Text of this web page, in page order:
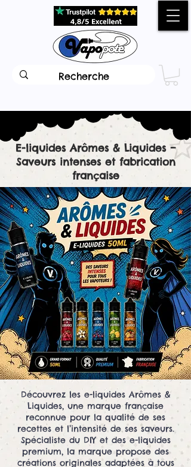
E-liquides Arômes & Liquides –
Saveurs intenses et fabrication
française
Découvrez les e-liquides Arômes &
Liquides, une marque française
reconnue pour la qualité de ses
recettes et l’intensité de ses saveurs.
Spécialiste du DIY et des e-liquides
premium, la marque propose des
créations originales adaptées à tous